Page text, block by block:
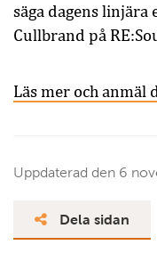
säga dagens linjära
Cullbrand på
Läs mer och anmäl
Uppdaterad den 6
Dela sidan